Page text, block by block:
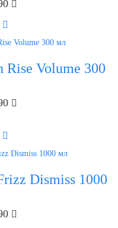
Volume 300
Dismiss 1000